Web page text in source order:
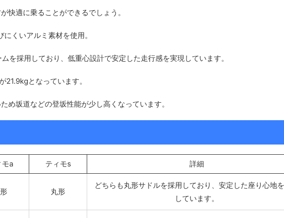
快適に乗ることができるでしょう。
くいアルミ素材を使用。
を採用しており、低重心設計で安定した走行感を実現しています。
となっています。
め坂道などの登坂性能が少し高くなっています。
モa ティモs 詳細
丸形
どちらも丸形サドルを採用しており、安定した座り心地
しています。